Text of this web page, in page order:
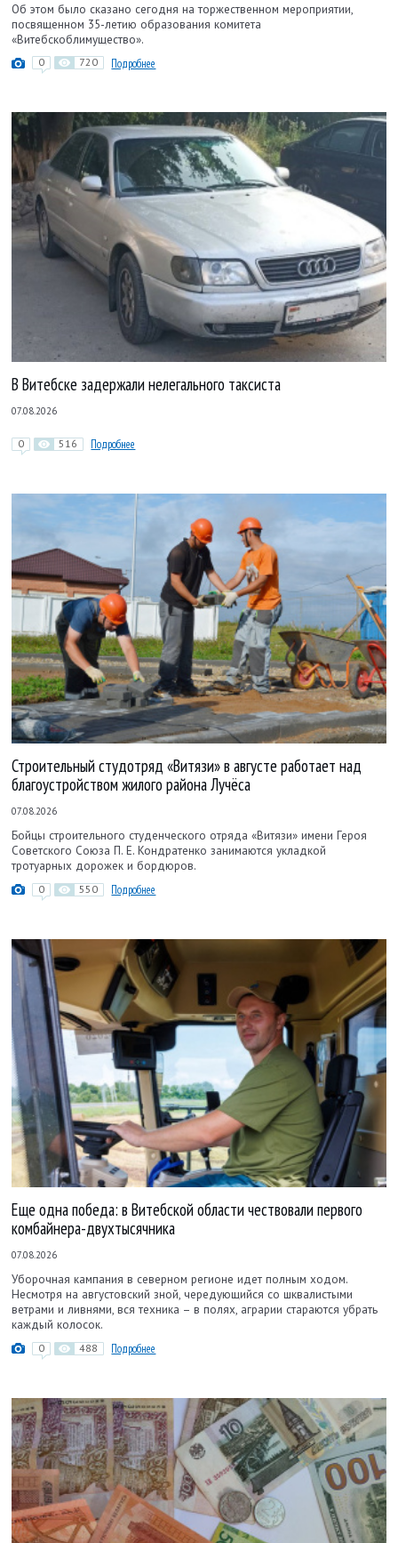
Об этом было сказано сегодня на торжественном мероприятии,
посвященном 35-летию образования комитета
«Витебскоблимущество».
0 720 Подробнее
В Витебске задержали нелегального таксиста
07.08.2026
0 516 Подробнее
Строительный студотряд «Витязи» в августе работает над
благоустройством жилого района Лучёса
07.08.2026
Бойцы строительного студенческого отряда «Витязи» имени Героя
Советского Союза П. Е. Кондратенко занимаются укладкой
тротуарных дорожек и бордюров.
0 550 Подробнее
Еще одна победа: в Витебской области чествовали первого
комбайнера-двухтысячника
07.08.2026
Уборочная кампания в северном регионе идет полным ходом.
Несмотря на августовский зной, чередующийся со шквалистыми
ветрами и ливнями, вся техника – в полях, аграрии стараются убрать
каждый колосок.
0 488 Подробнее